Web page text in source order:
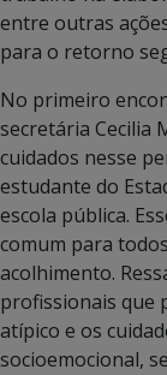
entre outras
para o retorno
No primeiro
secretária Cecilia
cuidados nesse
estudante do
escola pública.
comum para
acolhimento.
profissionais que
atípico e os
socioemocional,